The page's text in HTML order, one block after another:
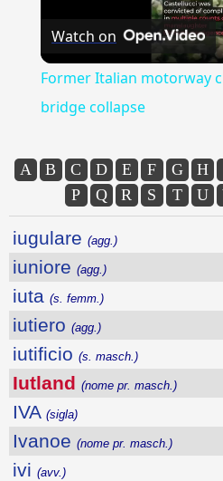
Watch on
Former Italian motorway
bridge collapse
A B C D E F G H
P
Q R S T U
iugulare (agg.)
iuniore (agg.)
iuta (s. femm.)
iutiero (agg.)
iutificio (s. masch.)
Iutland (nome pr. masch.)
IVA (sigla)
Ivanoe (nome pr. masch.)
ivi (avv.)